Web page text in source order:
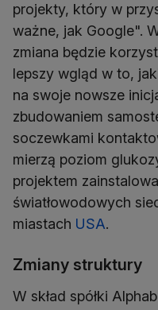
projekty, który w
ważne, jak Google".
zmiana będzie
lepszy wgląd w to,
na swoje nowsze
zbudowaniem
soczewkami
mierzą poziom
projektem
światłowodowych
miastach USA.
Zmiany struktury
W skład spółki